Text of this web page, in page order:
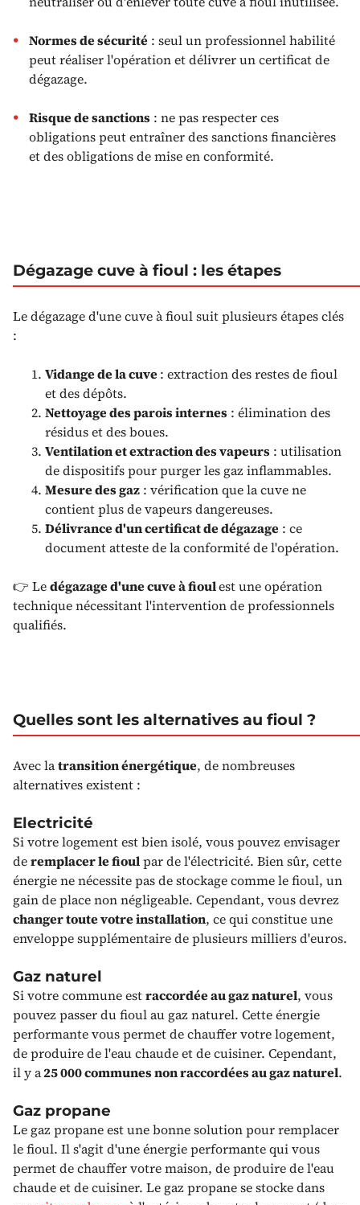
Normes de sécurité : seul un professionnel habilité
peut réaliser l'opération et délivrer un certificat de
dégazage.
Risque de sanctions : ne pas respecter ces
obligations peut entraîner des sanctions financières
et des obligations de mise en conformité.
Dégazage cuve à fioul : les étapes
Le dégazage d'une cuve à fioul suit plusieurs étapes clés
:
Vidange de la cuve : extraction des restes de fioul
et des dépôts.
Nettoyage des parois internes : élimination des
résidus et des boues.
Ventilation et extraction des vapeurs : utilisation
de dispositifs pour purger les gaz inflammables.
Mesure des gaz : vérification que la cuve ne
contient plus de vapeurs dangereuses.
Délivrance d'un certificat de dégazage : ce
document atteste de la conformité de l'opération.
👉 Ledégazage d'une cuve à fioulest une opération
technique nécessitant l'intervention de professionnels
qualifiés.
Quelles sont les alternatives au fioul ?
Avec latransition énergétique, de nombreuses
alternatives existent :
Electricité
Si votre logement est bien isolé, vous pouvez envisager
deremplacer le fioulpar de l'électricité. Bien sûr, cette
énergie ne nécessite pas de stockage comme le fioul, un
gain de place non négligeable. Cependant, vous devrez
changer toute votre installation, ce qui constitue une
enveloppe supplémentaire de plusieurs milliers d'euros.
Gaz naturel
Si votre commune estraccordée au gaz naturel, vous
pouvez passer du fioul au gaz naturel. Cette énergie
performante vous permet de chauffer votre logement,
de produire de l'eau chaude et de cuisiner. Cependant,
il y a25 000 communes non raccordées au gaz naturel.
Gaz propane
Le gaz propane est une bonne solution pour remplacer
le fioul. Il s'agit d'une énergie performante qui vous
permet de chauffer votre maison, de produire de l'eau
chaude et de cuisiner. Le gaz propane se stocke dans